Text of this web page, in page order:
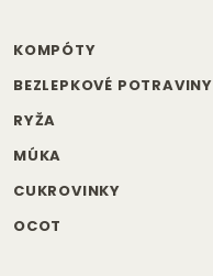
KOMPÓTY
BEZLEPKOVÉ POTRAVINY
RYŽA
MÚKA
CUKROVINKY
OCOT